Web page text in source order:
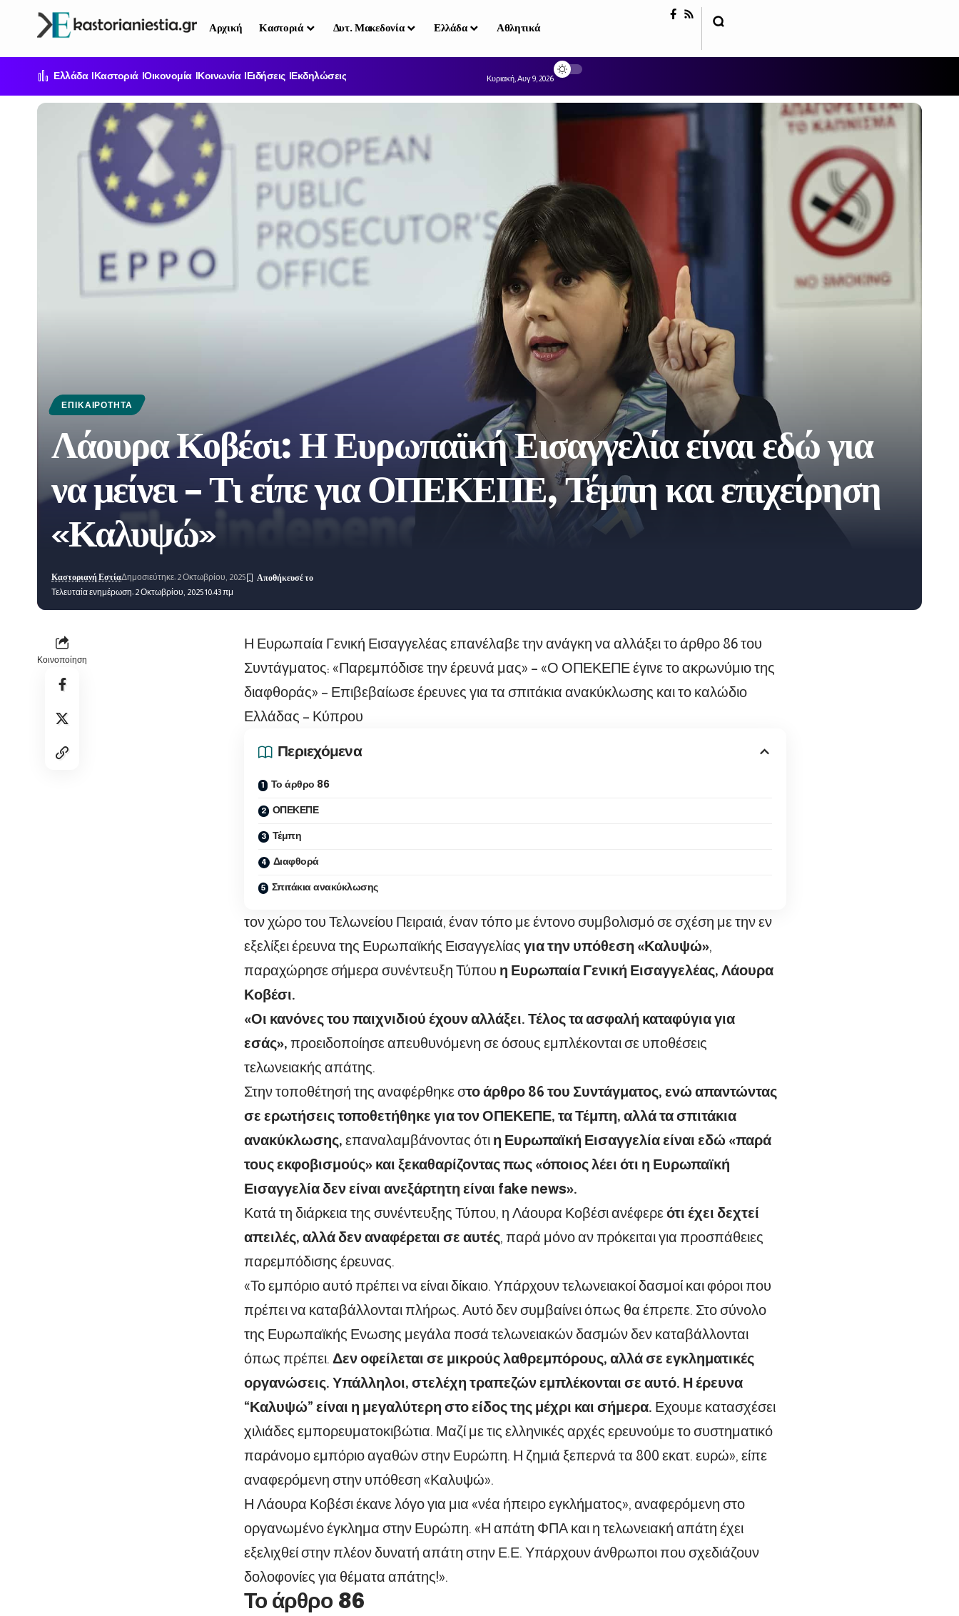
Αρχική Καστοριά Δυτ. Μακεδονία Ελλάδα Αθλητικά
Ελλάδα Καστοριά Οικονομία Κοινωνία Ειδήσεις Εκδηλώσεις Κυριακή, Αυγ 9, 2026
ΕΠΙΚΑΙΡΌΤΗΤΑ
Λάουρα Κοβέσι: Η Ευρωπαϊκή Εισαγγελία είναι εδώ για
να μείνει – Τι είπε για ΟΠΕΚΕΠΕ, Τέμπη και επιχείρηση
«Καλυψώ»
Τελευταία ενημέρωση: 2 Οκτωβρίου, 2025 10:43 πμ
Καστοριανή ΕστίαΔημοσιεύτηκε: 2 Οκτωβρίου, 2025
Κοινοποίηση
Η Ευρωπαία Γενική Εισαγγελέας επανέλαβε την ανάγκη να αλλάξει το άρθρο 86 του
Συντάγματος: «Παρεμπόδισε την έρευνά μας» – «Ο ΟΠΕΚΕΠΕ έγινε το ακρωνύμιο της
διαφθοράς» – Επιβεβαίωσε έρευνες για τα σπιτάκια ανακύκλωσης και το καλώδιο
Ελλάδας – Κύπρου
Περιεχόμενα
Το άρθρο 86
ΟΠΕΚΕΠΕ
Τέμπη
Διαφθορά
Σπιτάκια ανακύκλωσης
τον χώρο του Τελωνείου Πειραιά, έναν τόπο με έντονο συμβολισμό σε σχέση με την εν
εξελίξει έρευνα της Ευρωπαϊκής Εισαγγελίας για την υπόθεση «Καλυψώ»,
παραχώρησε σήμερα συνέντευξη Τύπου η Ευρωπαία Γενική Εισαγγελέας, Λάουρα
Κοβέσι.
«Οι κανόνες του παιχνιδιού έχουν αλλάξει. Τέλος τα ασφαλή καταφύγια για
εσάς», προειδοποίησε απευθυνόμενη σε όσους εμπλέκονται σε υποθέσεις
τελωνειακής απάτης.
Στην τοποθέτησή της αναφέρθηκε στο άρθρο 86 του Συντάγματος, ενώ απαντώντας
σε ερωτήσεις τοποθετήθηκε για τον ΟΠΕΚΕΠΕ, τα Τέμπη, αλλά τα σπιτάκια
ανακύκλωσης, επαναλαμβάνοντας ότι η Ευρωπαϊκή Εισαγγελία είναι εδώ «παρά
τους εκφοβισμούς» και ξεκαθαρίζοντας πως «όποιος λέει ότι η Ευρωπαϊκή
Εισαγγελία δεν είναι ανεξάρτητη είναι fake news».
Κατά τη διάρκεια της συνέντευξης Τύπου, η Λάουρα Κοβέσι ανέφερεότι έχει δεχτεί
απειλές, αλλά δεν αναφέρεται σε αυτές, παρά μόνο αν πρόκειται για προσπάθειες
παρεμπόδισης έρευνας.
«Το εμπόριο αυτό πρέπει να είναι δίκαιο. Υπάρχουν τελωνειακοί δασμοί και φόροι που
πρέπει να καταβάλλονται πλήρως. Αυτό δεν συμβαίνει όπως θα έπρεπε. Στο σύνολο
της Ευρωπαϊκής Ενωσης μεγάλα ποσά τελωνειακών δασμών δεν καταβάλλονται
όπως πρέπει. Δεν οφείλεται σε μικρούς λαθρεμπόρους, αλλά σε εγκληματικές
οργανώσεις. Υπάλληλοι, στελέχη τραπεζών εμπλέκονται σε αυτό. Η έρευνα
“Καλυψώ” είναι η μεγαλύτερη στο είδος της μέχρι και σήμερα. Εχουμε κατασχέσει
χιλιάδες εμπορευματοκιβώτια. Μαζί με τις ελληνικές αρχές ερευνούμε το συστηματικό
παράνομο εμπόριο αγαθών στην Ευρώπη. Η ζημιά ξεπερνά τα 800 εκατ. ευρώ», είπε
αναφερόμενη στην υπόθεση «Καλυψώ».
Η Λάουρα Κοβέσι έκανε λόγο για μια «νέα ήπειρο εγκλήματος», αναφερόμενη στο
οργανωμένο έγκλημα στην Ευρώπη. «Η απάτη ΦΠΑ και η τελωνειακή απάτη έχει
εξελιχθεί στην πλέον δυνατή απάτη στην Ε.Ε. Υπάρχουν άνθρωποι που σχεδιάζουν
δολοφονίες για θέματα απάτης!».
Το άρθρο 86